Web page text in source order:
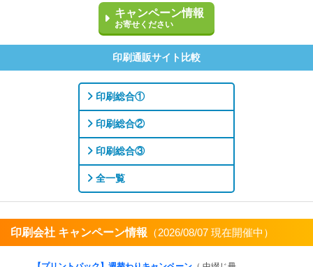
キャンペーン情報
お寄せください
印刷通販サイト比較
印刷総合①
印刷総合②
印刷総合③
全一覧
印刷会社 キャンペーン情報 （2026/08/07 現在開催中）